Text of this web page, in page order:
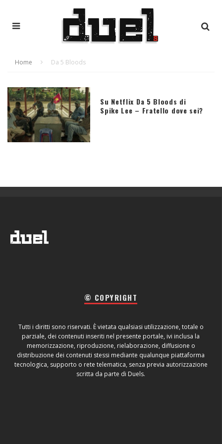
Home Da 5 Bloods
Su Netflix Da 5 Bloods di
Spike Lee – Fratello dove sei?
© COPYRIGHT
Tutti i diritti sono riservati. È vietata qualsiasi utilizzazione, totale o
parziale, dei contenuti inseriti nel presente portale, ivi inclusa la
memorizzazione, riproduzione, rielaborazione, diffusione o
distribuzione dei contenuti stessi mediante qualunque piattaforma
tecnologica, supporto o rete telematica, senza previa autorizzazione
scritta da parte di Duels.